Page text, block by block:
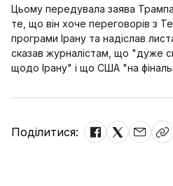
Цьому передувала заява
те, що він хоче переговорів з
програми Ірану та надіслав
сказав журналістам, що "дуже
щодо Ірану" і що США "на
Поділитися: